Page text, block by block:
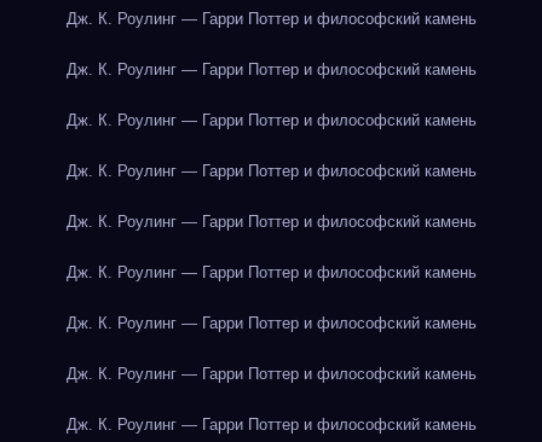
Дж. К. Роулинг — Гарри Поттер и философский камень
Дж. К. Роулинг — Гарри Поттер и философский камень
Дж. К. Роулинг — Гарри Поттер и философский камень
Дж. К. Роулинг — Гарри Поттер и философский камень
Дж. К. Роулинг — Гарри Поттер и философский камень
Дж. К. Роулинг — Гарри Поттер и философский камень
Дж. К. Роулинг — Гарри Поттер и философский камень
Дж. К. Роулинг — Гарри Поттер и философский камень
Дж. К. Роулинг — Гарри Поттер и философский камень